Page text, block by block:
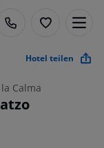
Hotel teilen
Calma